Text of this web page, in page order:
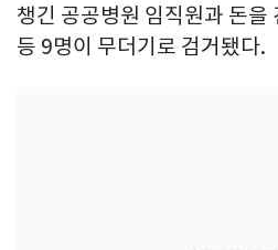
챙긴 공공병원 임직원과 돈을
등 9명이 무더기로 검거됐다.